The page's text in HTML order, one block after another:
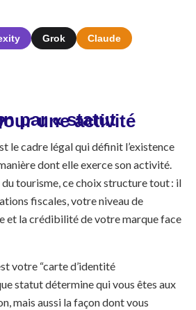
Grok
Claude
?
le cadre légal qui définit l’existence
dont elle exerce son activité.
tourisme, ce choix structure tout : il
fiscales, votre niveau de
et la crédibilité de votre marque face
votre “carte d’identité
statut détermine qui vous êtes aux
mais aussi la façon dont vous